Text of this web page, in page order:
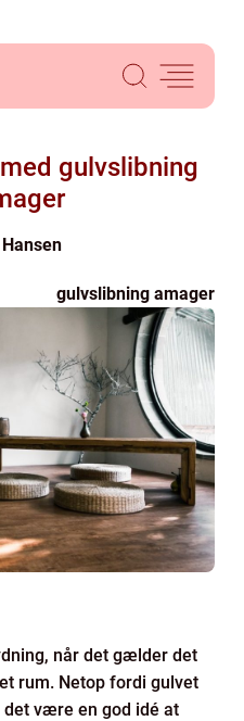
gulvslibning
gulvslibning amager
når det gælder det
rum. Netop fordi gulvet
det være en god idé at